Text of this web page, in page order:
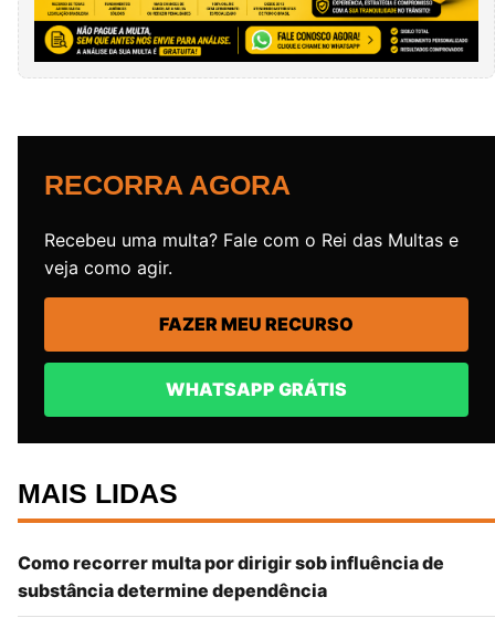
RECORRA AGORA
Recebeu uma multa? Fale com o Rei das Multas e
veja como agir.
FAZER MEU RECURSO
WHATSAPP GRÁTIS
MAIS LIDAS
Como recorrer multa por dirigir sob influência de
substância determine dependência